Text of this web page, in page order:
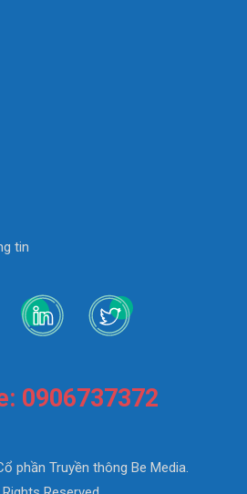
tin
0906737372
phần Truyền thông Be Media.